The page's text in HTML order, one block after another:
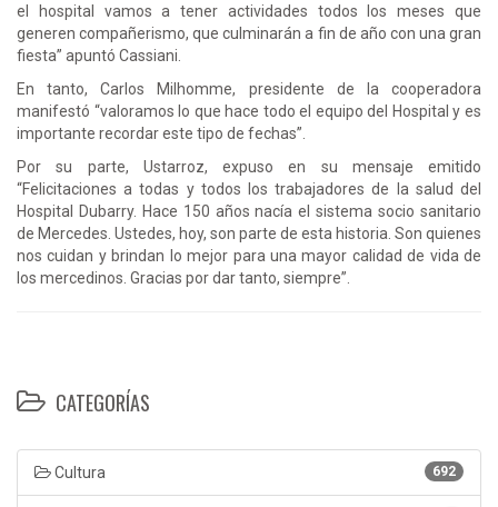
el hospital vamos a tener actividades todos los meses que
generen compañerismo, que culminarán a fin de año con una gran
fiesta” apuntó Cassiani.
En tanto, Carlos Milhomme, presidente de la cooperadora
manifestó “valoramos lo que hace todo el equipo del Hospital y es
importante recordar este tipo de fechas”.
Por su parte, Ustarroz, expuso en su mensaje emitido
“Felicitaciones a todas y todos los trabajadores de la salud del
Hospital Dubarry. Hace 150 años nacía el sistema socio sanitario
de Mercedes. Ustedes, hoy, son parte de esta historia. Son quienes
nos cuidan y brindan lo mejor para una mayor calidad de vida de
los mercedinos. Gracias por dar tanto, siempre”.
CATEGORÍAS
692
Cultura